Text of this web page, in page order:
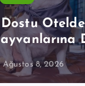
Satış
Yeniden
8, 2026